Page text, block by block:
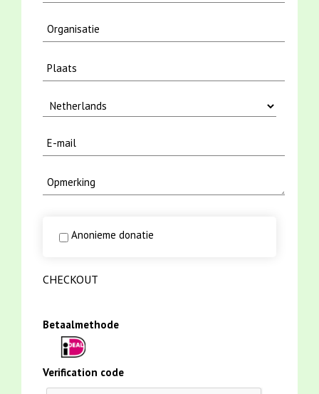
Anonieme donatie
CHECKOUT
Betaalmethode
Verification code